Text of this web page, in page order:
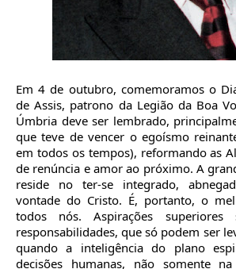
Em 4 de outubro, comemoramos o
de Assis, patrono da Legião da Boa
Úmbria deve ser lembrado,
que teve de vencer o egoísmo
em todos os tempos), reformando as
de renúncia e amor ao próximo. A
reside no ter-se integrado,
vontade do Cristo. É, portanto, o
todos nós. Aspirações superiores
responsabilidades, que só podem ser
quando a inteligência do plano
decisões humanas, não somente